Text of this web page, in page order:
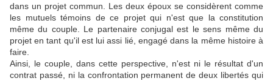
dans un projet commun. Les deux époux se considèrent comme
les mutuels témoins de ce projet qui n'est que la constitution
même du couple. Le partenaire conjugal est le sens même du
projet en tant qu'il est lui assi lié, engagé dans la même histoire à
faire.
Ainsi, le couple, dans cette perspective, n'est ni le résultat d'un
contrat passé, ni la confrontation permanent de deux libertés qui